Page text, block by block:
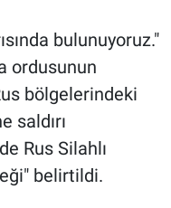
bulunuyoruz."
ordusunun
bölgelerindeki
saldırı
Rus Silahlı
belirtildi.